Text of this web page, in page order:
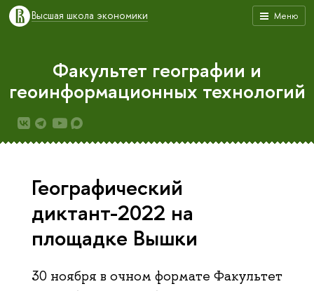
Меню
Высшая школа экономики
Факультет географии и
геоинформационных технологий
Географический
диктант-2022 на
площадке Вышки
30 ноября в очном формате Факультет